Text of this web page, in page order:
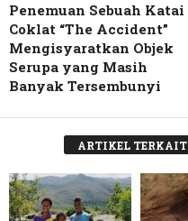
Penemuan Sebuah Katai
Coklat “The Accident”
Mengisyaratkan Objek
Serupa yang Masih
Banyak Tersembunyi
ARTIKEL TERKAIT